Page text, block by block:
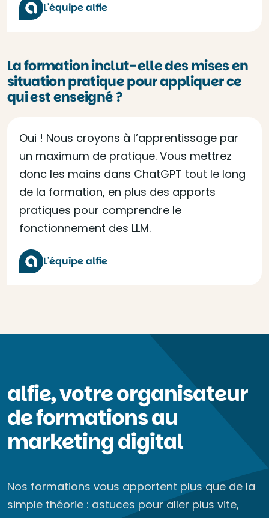
L'équipe alfie
La formation inclut-elle des mises en
situation pratique pour appliquer ce
qui est enseigné ?
Oui ! Nous croyons à l’apprentissage par
un maximum de pratique. Vous mettrez
donc les mains dans ChatGPT tout le long
de la formation, en plus des apports
pratiques pour comprendre le
fonctionnement des LLM.
L'équipe alfie
alfie, votre organisateur
de formations au
marketing digital
Nos formations vous apportent plus que de la
simple théorie : astuces pour aller plus vite,